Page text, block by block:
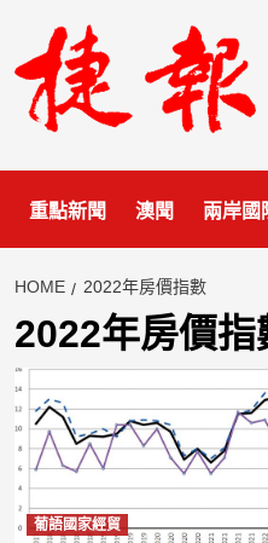
重點新聞 澳聞 兩岸國
HOME 2022年房價指數
2022年房價指
葡語國家經貿